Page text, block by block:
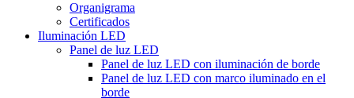
Organigrama
Certificados
Iluminación LED
Panel de luz LED
Panel de luz LED con iluminación de borde
Panel de luz LED con marco iluminado en el
borde